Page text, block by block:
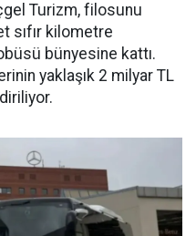
Turizm, filosunu
sıfır kilometre
bünyesine kattı.
yaklaşık 2 milyar TL